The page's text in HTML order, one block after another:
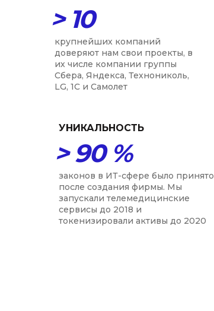
УНИКАЛЬНОСТЬ
> 90 %
законов в ИТ-сфере было принято
после создания фирмы. Мы
запускали телемедицинские
сервисы до 2018 и
токенизировали активы до 2020
> 10
крупнейших компаний
доверяют нам свои проекты, в
их числе компании группы
Сбера, Яндекса, Технониколь,
LG, 1С и Самолет